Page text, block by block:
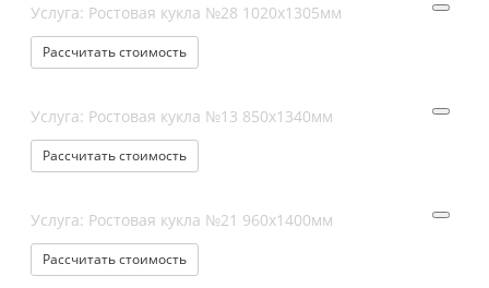
Услуга: Ростовая кукла №28 1020х1305мм
Рассчитать стоимость
Услуга: Ростовая кукла №13 850х1340мм
Рассчитать стоимость
Услуга: Ростовая кукла №21 960х1400мм
Рассчитать стоимость